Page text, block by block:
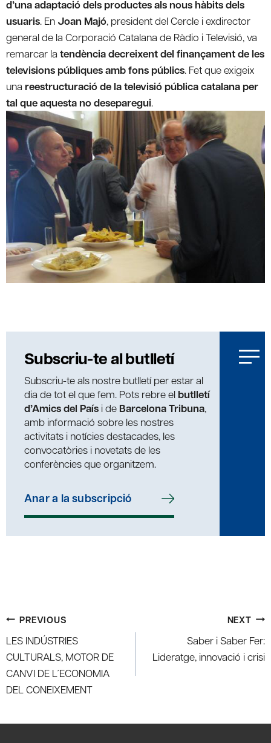
d’una adaptació dels productes als nous hàbits dels
usuaris. En Joan Majó, president del Cercle i exdirector
general de la Corporació Catalana de Ràdio i Televisió, va
remarcar la tendència decreixent del finançament de les
televisions públiques amb fons públics. Fet que exigeix
una reestructuració de la televisió pública catalana per
tal que aquesta no deseparegui.
Subscriu-te al butlletí
Subscriu-te als nostre butlletí per estar al
dia de tot el que fem. Pots rebre el butlletí
d’Amics del País i de Barcelona Tribuna,
amb informació sobre les nostres
activitats i notícies destacades, les
convocatòries i novetats de les
conferències que organitzem.
Anar a la subscripció
Post
navigation
PREVIOUS
LES INDÚSTRIES
CULTURALS, MOTOR DE
CANVI DE L´ECONOMIA
DEL CONEIXEMENT
NEXT
Saber i Saber Fer:
Lideratge, innovació i crisi